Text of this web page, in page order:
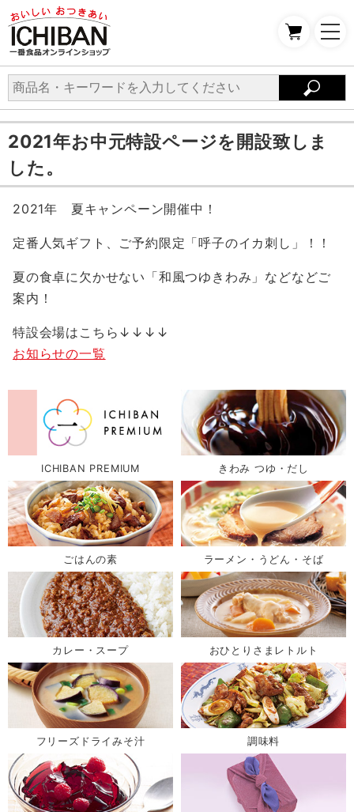
2021年お中元特設ページを開設致しま
した。
2021年 夏キャンペーン開催中！
定番人気ギフト、ご予約限定「呼子のイカ刺し」！！
夏の食卓に欠かせない「和風つゆきわみ」などなどご
案内！
特設会場はこちら↓↓↓↓
お知らせの一覧
ICHIBAN PREMIUM きわみ つゆ・だし
ごはんの素 ラーメン・うどん・そば
カレー・スープ おひとりさまレトルト
フリーズドライみそ汁 調味料